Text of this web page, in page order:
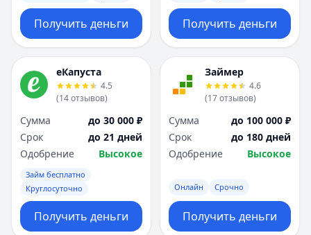
Получить деньги Получить деньги
еКапуста
4.5
(14отзывов)
Сумма
до 30 000 ₽
Срок
до 21 дней
Одобрение
Высокое
Займ бесплатно
Круглосуточно
Получить деньги
Займер
4.6
(17отзывов)
Сумма
до 100 000 ₽
Срок
до 180 дней
Одобрение
Высокое
Онлайн Срочно
Получить деньги